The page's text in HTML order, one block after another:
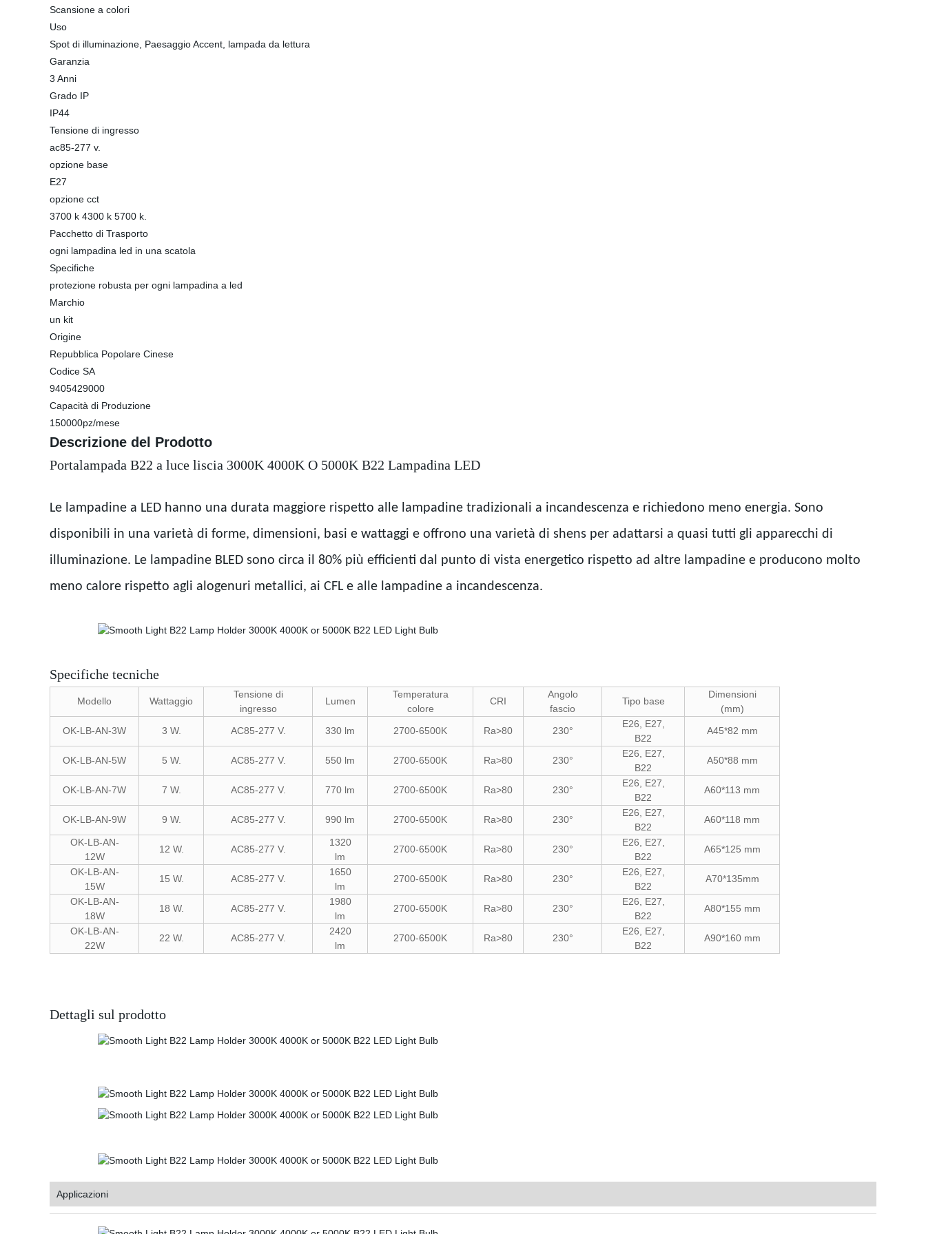
Scansione a colori
Uso
Spot di illuminazione, Paesaggio Accent, lampada da lettura
Garanzia
3 Anni
Grado IP
IP44
Tensione di ingresso
ac85-277 v.
opzione base
E27
opzione cct
3700 k 4300 k 5700 k.
Pacchetto di Trasporto
ogni lampadina led in una scatola
Specifiche
protezione robusta per ogni lampadina a led
Marchio
un kit
Origine
Repubblica Popolare Cinese
Codice SA
9405429000
Capacità di Produzione
150000pz/mese
Descrizione del Prodotto
Portalampada B22 a luce liscia 3000K 4000K O 5000K B22 Lampadina LED
Le lampadine a LED hanno una durata maggiore rispetto alle lampadine tradizionali a incandescenza e richiedono meno energia. Sono
disponibili in una varietà di forme, dimensioni, basi e wattaggi e offrono una varietà di shens per adattarsi a quasi tutti gli apparecchi di
illuminazione. Le lampadine BLED sono circa il 80% più efficienti dal punto di vista energetico rispetto ad altre lampadine e producono molto
meno calore rispetto agli alogenuri metallici, ai CFL e alle lampadine a incandescenza.
Specifiche tecniche
Modello Wattaggio
Tensione di
ingresso
Lumen
Temperatura
colore
CRI
Angolo
fascio
Tipo base
Dimensioni
(mm)
OK-LB-AN-3W
3 W. AC85-277 V. 330 lm 2700-6500K Ra>80 230°
E26, E27,
B22
A45*82 mm
OK-LB-AN-5W 5 W. AC85-277 V. 550 lm 2700-6500K Ra>80 230°
E26, E27,
B22
A50*88 mm
OK-LB-AN-7W 7 W. AC85-277 V. 770 lm 2700-6500K Ra>80 230°
E26, E27,
B22
A60*113 mm
OK-LB-AN-9W 9 W. AC85-277 V. 990 lm 2700-6500K Ra>80 230°
E26, E27,
B22
A60*118 mm
OK-LB-AN-
12W
12 W. AC85-277 V.
1320
lm
2700-6500K Ra>80 230°
E26, E27,
B22
A65*125 mm
OK-LB-AN-
15W
15 W. AC85-277 V.
1650
lm
2700-6500K Ra>80 230°
E26, E27,
B22
A70*135mm
OK-LB-AN-
18W
18 W. AC85-277 V.
1980
lm
2700-6500K Ra>80 230°
E26, E27,
B22
A80*155 mm
OK-LB-AN-
22W
22 W. AC85-277 V.
2420
lm
2700-6500K Ra>80 230°
E26, E27,
B22
A90*160 mm
Dettagli sul prodotto
Applicazioni